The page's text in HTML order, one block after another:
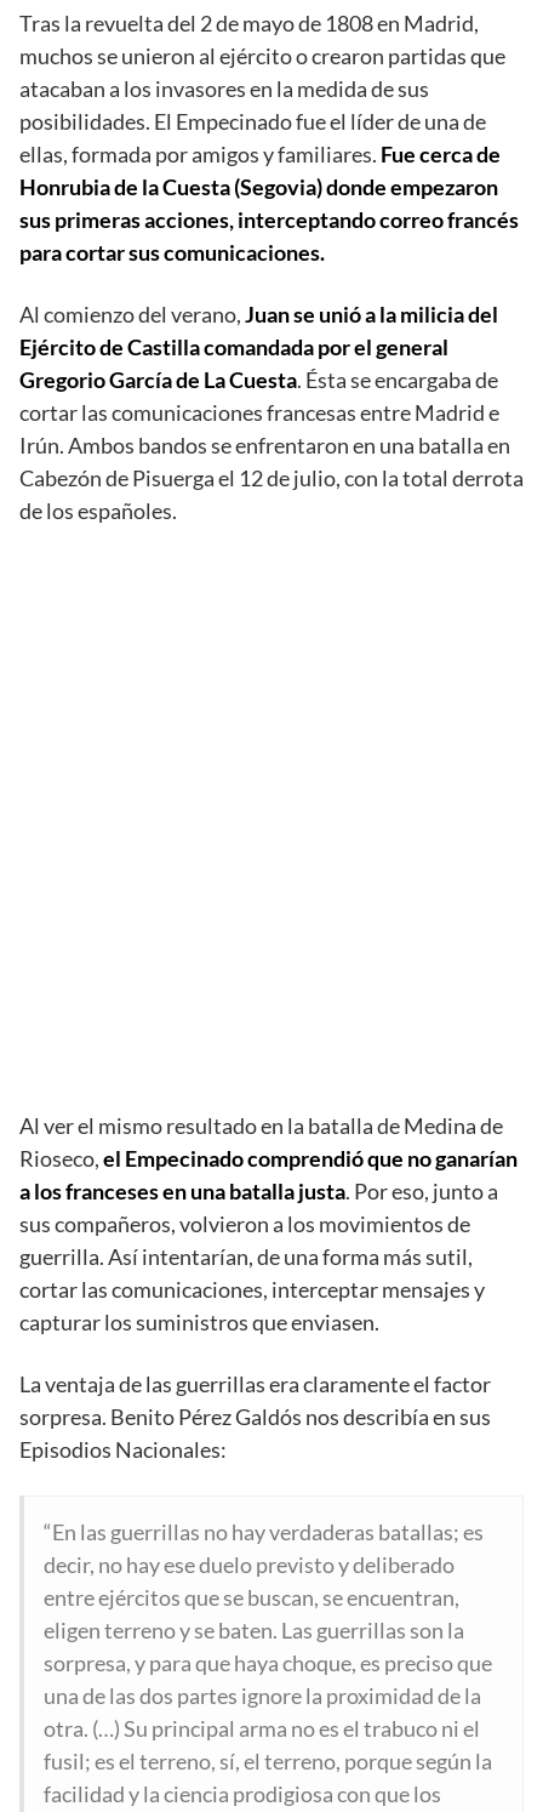
Tras la revuelta del 2 de mayo de 1808 en Madrid,
muchos se unieron al ejército o crearon partidas que
atacaban a los invasores en la medida de sus
posibilidades. El Empecinado fue el líder de una de
ellas, formada por amigos y familiares. Fue cerca de
Honrubia de la Cuesta (Segovia) donde empezaron
sus primeras acciones, interceptando correo francés
para cortar sus comunicaciones.
Al comienzo del verano,Juan se unió a la milicia del
Ejército de Castilla comandada por el general
Gregorio García de La Cuesta. Ésta se encargaba de
cortar las comunicaciones francesas entre Madrid e
Irún. Ambos bandos se enfrentaron en una batalla en
Cabezón de Pisuerga el 12 de julio, con la total derrota
de los españoles.
Al ver el mismo resultado en la batalla de Medina de
Rioseco,el Empecinado comprendió que no ganarían
a los franceses en una batalla justa. Por eso, junto a
sus compañeros, volvieron a los movimientos de
guerrilla. Así intentarían, de una forma más sutil,
cortar las comunicaciones, interceptar mensajes y
capturar los suministros que enviasen.
La ventaja de las guerrillas era claramente el factor
sorpresa. Benito Pérez Galdós nos describía en sus
Episodios Nacionales:
“En las guerrillas no hay verdaderas batallas; es
decir, no hay ese duelo previsto y deliberado
entre ejércitos que se buscan, se encuentran,
eligen terreno y se baten. Las guerrillas son la
sorpresa, y para que haya choque, es preciso que
una de las dos partes ignore la proximidad de la
otra. (…) Su principal arma no es el trabuco ni el
fusil; es el terreno, sí, el terreno, porque según la
facilidad y la ciencia prodigiosa con que los